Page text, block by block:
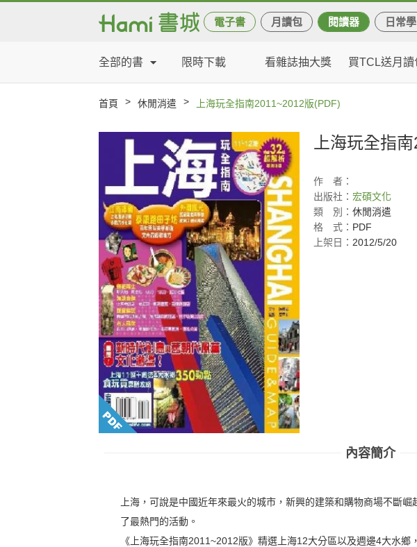
電子書 月讀包 閱讀器 日常學
全部的書 限時下載 看雜誌抽大獎 買TCL送月讀
首頁 > 休閒消遣 > 上海玩全指南2011~2012版(PDF)
上海玩全指
作
者：
出版社： 宏碩文化
類
別： 休閒消遣
格
式： PDF
上架日： 2012/5/20
內容簡介
上海，可說是中國近年來最火的城市，新興的建築和購物商場不斷
了最熱門的活動。
《上海玩全指南2011~2012版》精選上海12大分區以及週邊4大水